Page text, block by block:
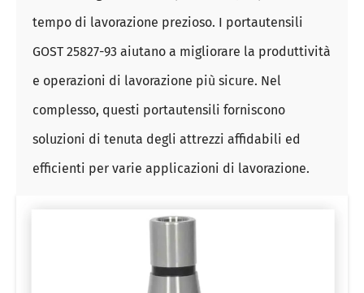
tempo di lavorazione prezioso. I portautensili
GOST 25827-93 aiutano a migliorare la produttività
e operazioni di lavorazione più sicure. Nel
complesso, questi portautensili forniscono
soluzioni di tenuta degli attrezzi affidabili ed
efficienti per varie applicazioni di lavorazione.